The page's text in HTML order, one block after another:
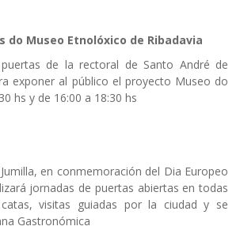
do Museo Etnolóxico de Ribadavia
de la rectoral de Santo André de
exponer al público el proyecto Museo do
hs y de 16:00 a 18:30 hs
en conmemoración del Dia Europeo
jornadas de puertas abiertas en todas
visitas guiadas por la ciudad y se
Gastronómica